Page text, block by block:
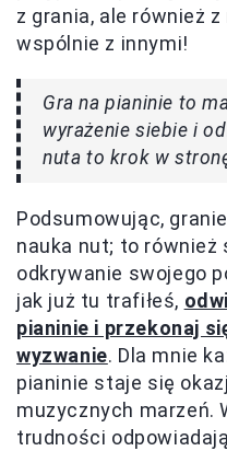
z grania, ale również
wspólnie z innymi!
Gra na pianinie to
wyrażenie siebie i
nuta to krok w
Podsumowując,
nauka nut; to również
odkrywanie swojego
jak już tu trafiłeś,
pianinie i przekonaj
wyzwanie. Dla mnie
pianinie staje się
muzycznych marzeń.
trudności